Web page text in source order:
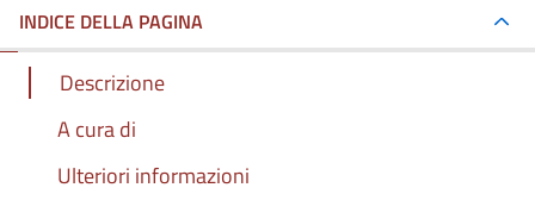
INDICE DELLA PAGINA
Descrizione
A cura di
Ulteriori informazioni